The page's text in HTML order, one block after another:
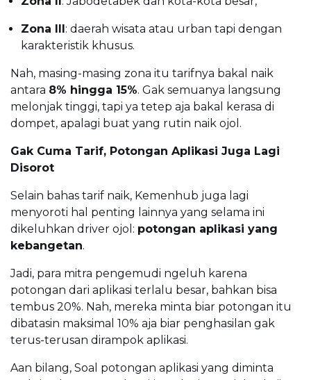
Zona III: daerah wisata atau urban tapi dengan
karakteristik khusus.
Nah, masing-masing zona itu tarifnya bakal naik
antara 8% hingga 15%. Gak semuanya langsung
melonjak tinggi, tapi ya tetep aja bakal kerasa di
dompet, apalagi buat yang rutin naik ojol.
Gak Cuma Tarif, Potongan Aplikasi Juga Lagi
Disorot
Selain bahas tarif naik, Kemenhub juga lagi
menyoroti hal penting lainnya yang selama ini
dikeluhkan driver ojol: potongan aplikasi yang
kebangetan.
Jadi, para mitra pengemudi ngeluh karena
potongan dari aplikasi terlalu besar, bahkan bisa
tembus 20%. Nah, mereka minta biar potongan itu
dibatasin maksimal 10% aja biar penghasilan gak
terus-terusan dirampok aplikasi.
Aan bilang, Soal potongan aplikasi yang diminta